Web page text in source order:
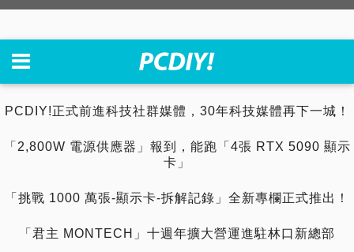
PCDIY!正式前進科技社群媒體，30年科技媒體再下一城！
「2,800W 電源供應器」報到，能跑「4張 RTX 5090 顯示
卡」
「挑戰 1000 萬張-顯示卡-拆解記錄」全新專欄正式推出！
「君主 MONTECH」十週年擴大營運進駐林口新總部